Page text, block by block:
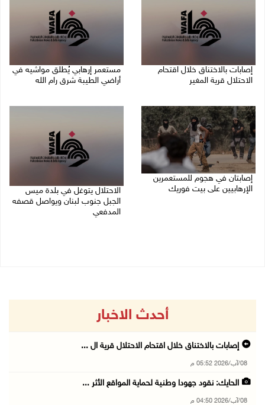
إصابات بالاختناق خلال اقتحام
الاحتلال قرية المغير
مستعمر إرهابي يُطلق مواشيه في
أراضي الطيبة شرق رام الله
إصابتان في هجوم للمستعمرين
الإرهابيين على بيت فوريك
الاحتلال يتوغل في بلدة ميس
الجبل جنوب لبنان ويواصل قصفه
المدفعي
أحدث الاخبار
إصابات بالاختناق خلال اقتحام الاحتلال قرية ال ...
08/آب/2026 05:52 م
الحايك: نقود جهودا وطنية لحماية المواقع الأثر ...
08/آب/2026 04:50 م